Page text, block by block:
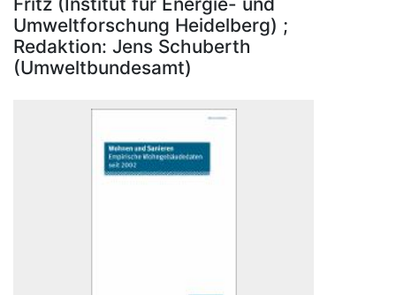
Umweltforschung Heidelberg) ;
Redaktion: Jens Schuberth
(Umweltbundesamt)